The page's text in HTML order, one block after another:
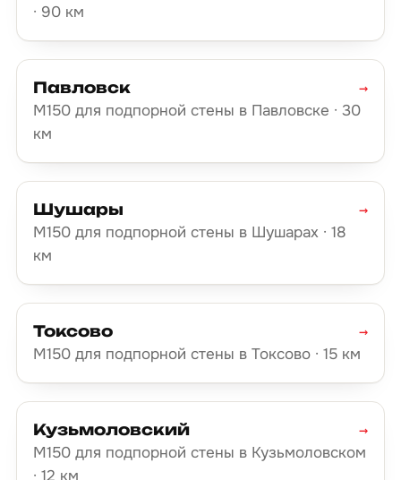
· 90 км
Павловск
М150 для подпорной стены в Павловске · 30
км
→
Шушары
М150 для подпорной стены в Шушарах · 18
км
→
Токсово
М150 для подпорной стены в Токсово · 15 км
→
Кузьмоловский
М150 для подпорной стены в Кузьмоловском
· 12 км
→